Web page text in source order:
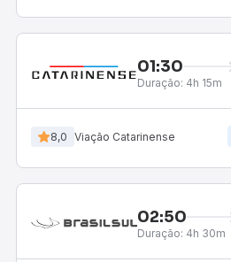
01:30
Duração: 4h 15m
8,0 Viação Catarinense
02:50
Duração: 4h 30m